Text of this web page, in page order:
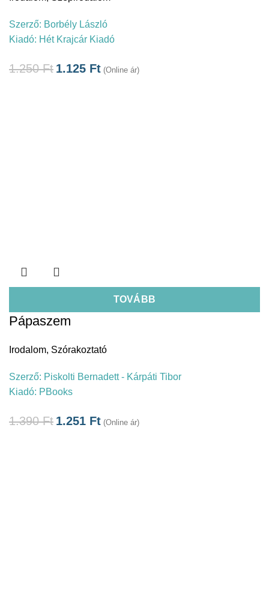
Szerző: Borbély László
Kiadó: Hét Krajcár Kiadó
1.250Ft 1.125 Ft (Online ár)
TOVÁBB
Pápaszem
Irodalom, Szórakoztató
Szerző: Piskolti Bernadett - Kárpáti Tibor
Kiadó: PBooks
1.390Ft 1.251 Ft (Online ár)